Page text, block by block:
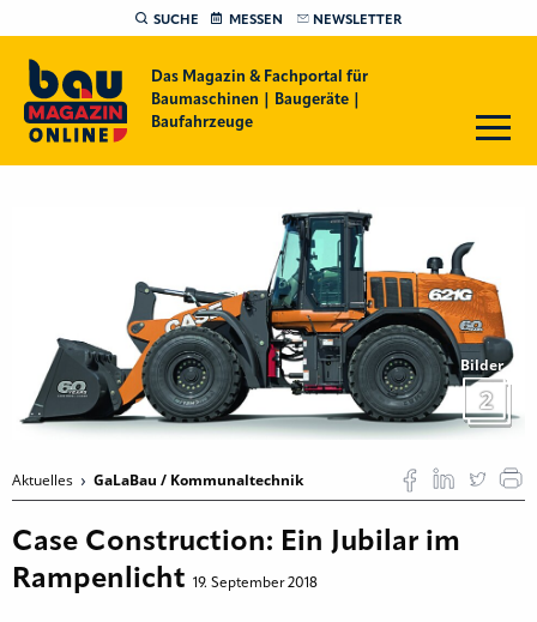
SUCHE MESSEN NEWSLETTER
Das Magazin & Fachportal für
Baumaschinen | Baugeräte |
Baufahrzeuge
Bilder
2
Aktuelles GaLaBau / Kommunaltechnik
Case Construction: Ein Jubilar im
Rampenlicht 19. September 2018